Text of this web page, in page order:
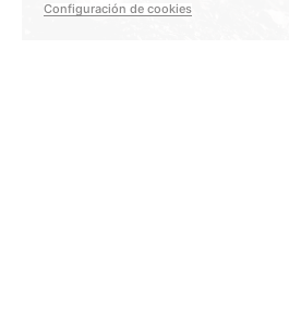
Configuración de cookies